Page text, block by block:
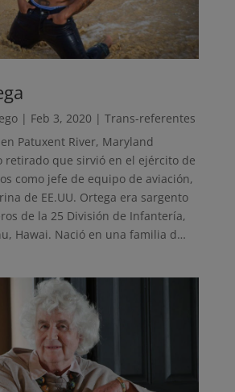
| Feb 3, 2020 | Trans-referentes
Patuxent River, Maryland
retirado que sirvió en el ejército de
como jefe de equipo de aviación,
de EE.UU. Ortega era sargento
de la 25 División de Infantería,
Hawai. Nació en una familia d…